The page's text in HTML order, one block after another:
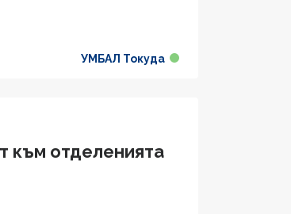
УМБАЛ Токуда
към отделенията